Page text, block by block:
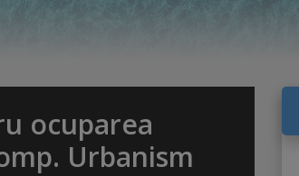
ocuparea
Urbanism